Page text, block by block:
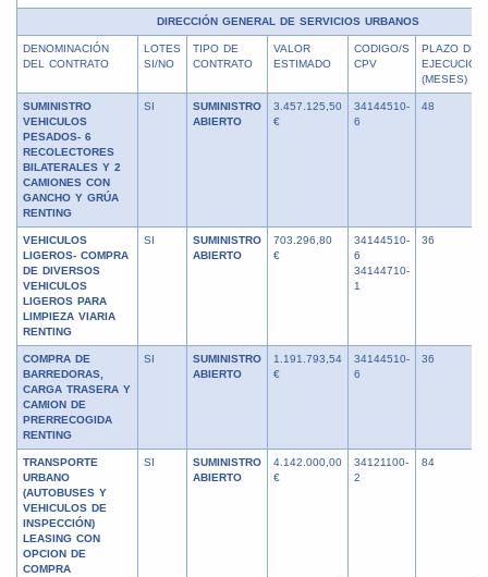
DIRECCIÓN GENERAL DE SERVICIOS URBANOS
DENOMINACIÓN
DEL CONTRATO
LOTES
SI/NO
TIPO DE
CONTRATO
VALOR
ESTIMADO
CODIGO/S
CPV
PLAZO DE
EJECUCIÓN
(MESES)
SUMINISTRO
VEHICULOS
PESADOS- 6
RECOLECTORES
BILATERALES Y 2
CAMIONES CON
GANCHO Y GRÚA
RENTING
SI
SUMINISTRO
ABIERTO
3.457.125,50
€
34144510-
6
48
VEHICULOS
LIGEROS- COMPRA
DE DIVERSOS
VEHICULOS
LIGEROS PARA
LIMPIEZA VIARIA
RENTING
SI
SUMINISTRO
ABIERTO
703.296,80
€
34144510-
6
34144710-
1
36
COMPRA DE
BARREDORAS,
CARGA TRASERA Y
CAMION DE
PRERRECOGIDA
RENTING
SI
SUMINISTRO
ABIERTO
1.191.793,54
€
34144510-
6
36
TRANSPORTE
URBANO
(AUTOBUSES Y
VEHICULOS DE
INSPECCIÓN)
LEASING CON
OPCION DE
COMPRA
SI
SUMINISTRO
ABIERTO
4.142.000,00
€
34121100-
2
84